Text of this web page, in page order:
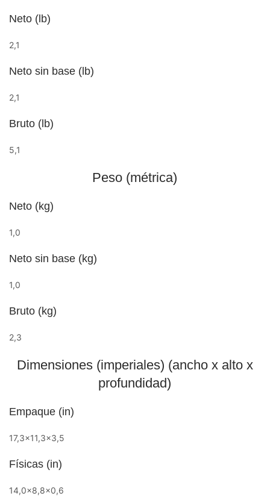
Neto (lb)
2,1
Neto sin base (lb)
2,1
Bruto (lb)
5,1
Peso (métrica)
Neto (kg)
1,0
Neto sin base (kg)
1,0
Bruto (kg)
2,3
Dimensiones (imperiales) (ancho x alto x
profundidad)
Empaque (in)
17,3×11,3×3,5
Físicas (in)
14,0×8,8×0,6